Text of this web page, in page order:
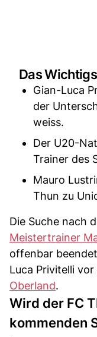
Das
Gian-Luca
der
weiss.
Der U20-
Trainer des
Mauro
Thun zu
Die Suche nach
Meistertrainer
offenbar
Luca Privitelli
Oberland.
Wird der FC
kommenden